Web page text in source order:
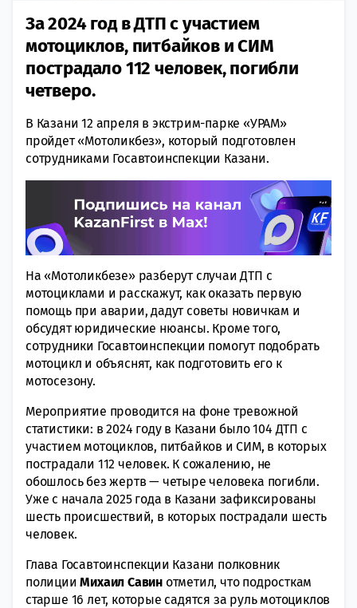
За 2024 год в ДТП с участием
мотоциклов, питбайков и СИМ
пострадало 112 человек, погибли
четверо.
В Казани 12 апреля в экстрим-парке «УРАМ»
пройдет «Мотоликбез», который подготовлен
сотрудниками Госавтоинспекции Казани.
На «Мотоликбезе» разберут случаи ДТП с
мотоциклами и расскажут, как оказать первую
помощь при аварии, дадут советы новичкам и
обсудят юридические нюансы. Кроме того,
сотрудники Госавтоинспекции помогут подобрать
мотоцикл и объяснят, как подготовить его к
мотосезону.
Мероприятие проводится на фоне тревожной
статистики: в 2024 году в Казани было 104 ДТП с
участием мотоциклов, питбайков и СИМ, в которых
пострадали 112 человек. К сожалению, не
обошлось без жертв — четыре человека погибли.
Уже с начала 2025 года в Казани зафиксированы
шесть происшествий, в которых пострадали шесть
человек.
Глава Госавтоинспекции Казани полковник
полицииМихаил Савин отметил, что подросткам
старше 16 лет, которые садятся за руль мотоциклов